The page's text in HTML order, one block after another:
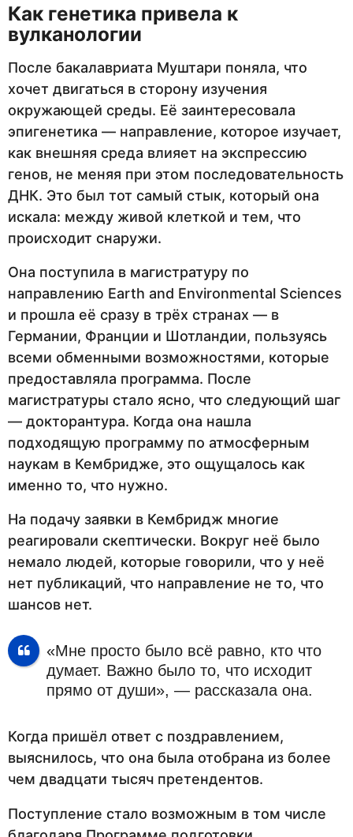
Как генетика привела к
вулканологии
После бакалавриата Муштари поняла, что
хочет двигаться в сторону изучения
окружающей среды. Её заинтересовала
эпигенетика — направление, которое изучает,
как внешняя среда влияет на экспрессию
генов, не меняя при этом последовательность
ДНК. Это был тот самый стык, который она
искала: между живой клеткой и тем, что
происходит снаружи.
Она поступила в магистратуру по
направлению Earth and Environmental Sciences
и прошла её сразу в трёх странах — в
Германии, Франции и Шотландии, пользуясь
всеми обменными возможностями, которые
предоставляла программа. После
магистратуры стало ясно, что следующий шаг
— докторантура. Когда она нашла
подходящую программу по атмосферным
наукам в Кембридже, это ощущалось как
именно то, что нужно.
На подачу заявки в Кембридж многие
реагировали скептически. Вокруг неё было
немало людей, которые говорили, что у неё
нет публикаций, что направление не то, что
шансов нет.
«Мне просто было всё равно, кто что
думает. Важно было то, что исходит
прямо от души», — рассказала она.
Когда пришёл ответ с поздравлением,
выяснилось, что она была отобрана из более
чем двадцати тысяч претендентов.
Поступление стало возможным в том числе